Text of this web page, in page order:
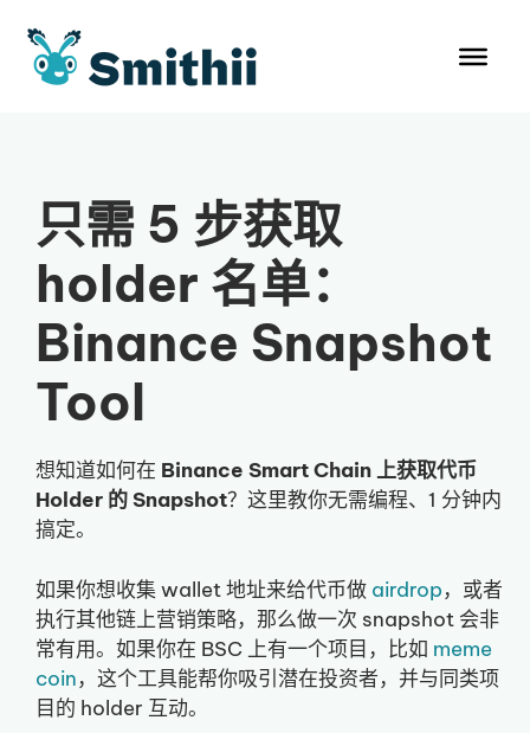
只需 5 步获取
holder 名单：
Binance Snapshot
Tool
想知道如何在 Binance Smart Chain 上获取代币
Holder 的 Snapshot？这里教你无需编程、1 分钟内
搞定。
如果你想收集 wallet 地址来给代币做 airdrop，或者
执行其他链上营销策略，那么做一次 snapshot 会非
常有用。如果你在 BSC 上有一个项目，比如 meme
coin，这个工具能帮你吸引潜在投资者，并与同类项
目的 holder 互动。